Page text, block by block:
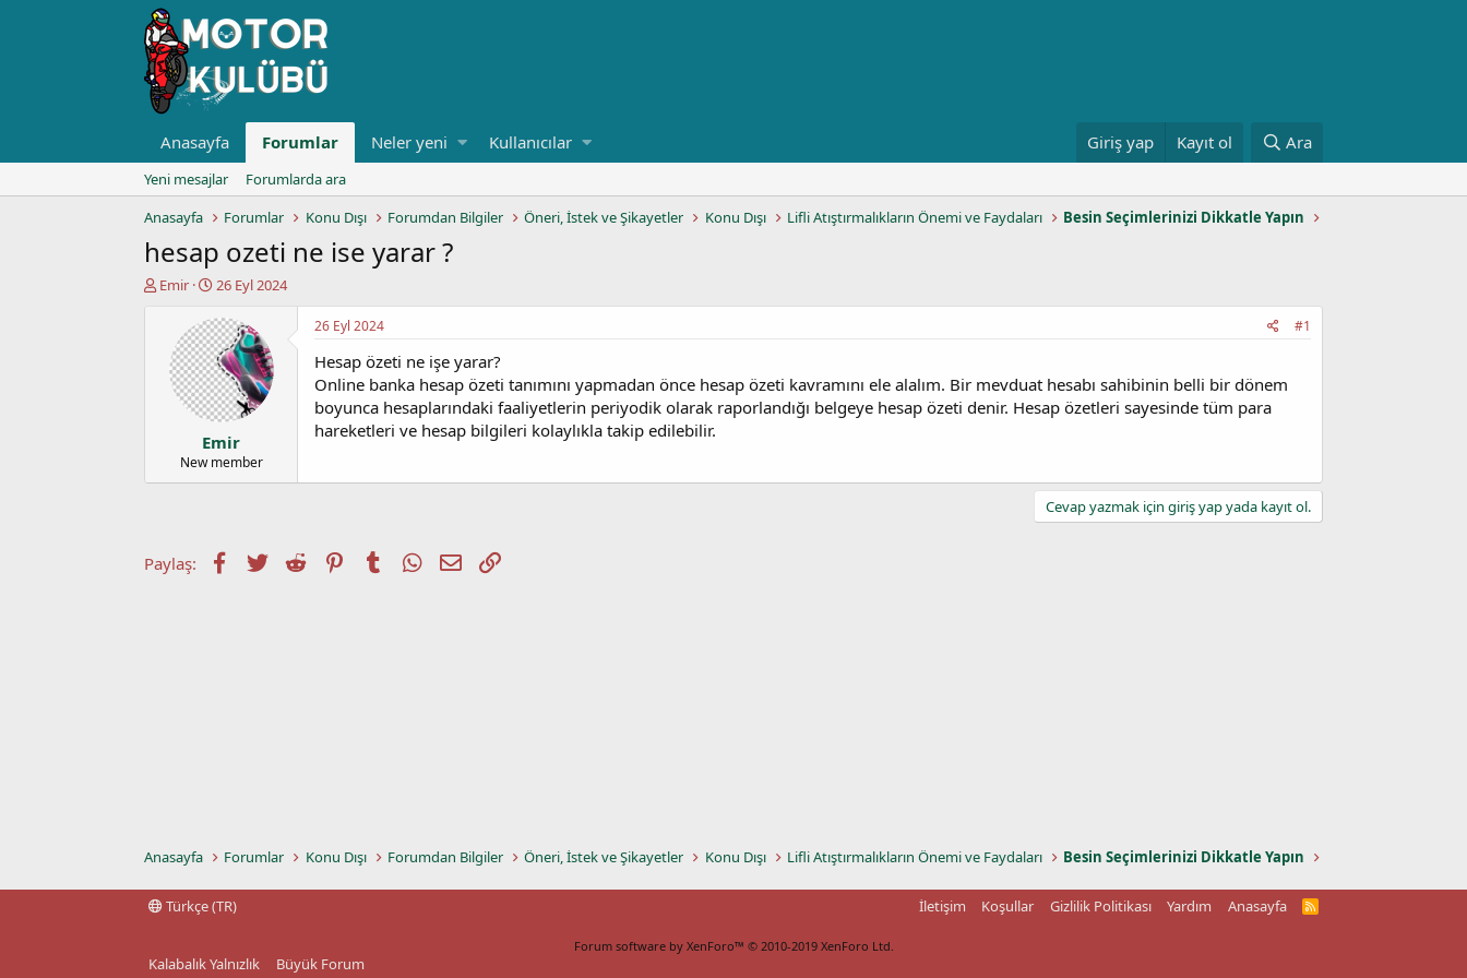
Anasayfa Forumlar Neler yeni Kullanıcılar Giriş yap Kayıt ol Ara
Yeni mesajlar
Forumlarda ara
Anasayfa
Forumlar Konu Dışı Forumdan Bilgiler Öneri, İstek ve Şikayetler Konu Dışı Lifli Atıştırmalıkların Önemi ve Faydaları Besin Seçimlerinizi Dikkatle Yapın
hesap ozeti ne ise yarar ?
K
a
Emir
B
ş
l
a
n
g
ı
ç
t
a
i
26 Eyl 2024
Emir
New member
26 Eyl 2024 #1
Hesap özeti ne işe yarar?
Online banka hesap özeti tanımını yapmadan önce hesap özeti kavramını ele alalım. Bir mevduat hesabı sahibinin belli bir dönem
boyunca hesaplarındaki faaliyetlerin periyodik olarak raporlandığı belgeye hesap özeti denir. Hesap özetleri sayesinde tüm para
hareketleri ve hesap bilgileri kolaylıkla takip edilebilir.
Cevap yazmak için giriş yap yada kayıt ol.
Paylaş: Facebook
TwitterReddit PinterestTumblrWhatsApp
E-postaLink
Anasayfa Forumlar Konu Dışı Forumdan Bilgiler Öneri, İstek ve Şikayetler Konu Dışı Lifli Atıştırmalıkların Önemi ve Faydaları Besin Seçimlerinizi Dikkatle Yapın
Türkçe (TR) İletişim Koşullar Gizlilik Politikası Yardım Anasayfa
R
Forum software by XenForo™ © 2010-2019 XenForo Ltd.
Kalabalık Yalnızlık Büyük Forum